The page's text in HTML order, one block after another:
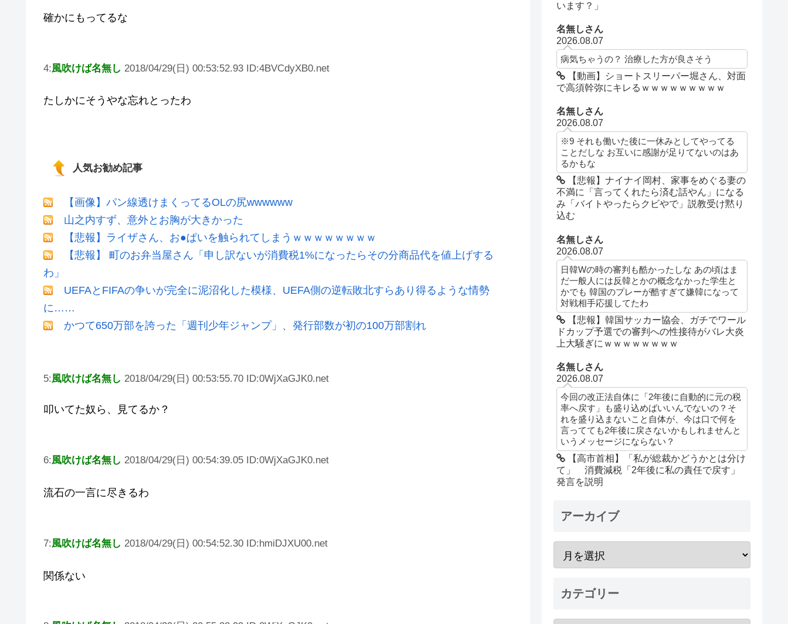
確かにもってるな
4:風吹けば名無し 2018/04/29(日) 00:53:52.93 ID:4BVCdyXB0.net
たしかにそうやな忘れとったわ
人気お勧め記事
【画像】パン線透けまくってるOLの尻wwwwww
山之内すず、意外とお胸が大きかった
【悲報】ライザさん、お●ぱいを触られてしまうｗｗｗｗｗｗｗｗ
【悲報】 町のお弁当屋さん「申し訳ないが消費税1%になったらその分商品代を値上げする
わ」
UEFAとFIFAの争いが完全に泥沼化した模様、UEFA側の逆転敗北すらあり得るような情勢
に……
かつて650万部を誇った「週刊少年ジャンプ」、発行部数が初の100万部割れ
5:風吹けば名無し 2018/04/29(日) 00:53:55.70 ID:0WjXaGJK0.net
叩いてた奴ら、見てるか？
6:風吹けば名無し 2018/04/29(日) 00:54:39.05 ID:0WjXaGJK0.net
流石の一言に尽きるわ
7:風吹けば名無し 2018/04/29(日) 00:54:52.30 ID:hmiDJXU00.net
関係ない
います？」
名無しさん
2026.08.07
病気ちゃうの？ 治療した方が良さそう
【動画】ショートスリーパー堀さん、対面
で高須幹弥にキレるｗｗｗｗｗｗｗｗｗ
名無しさん
2026.08.07
※9 それも働いた後に一休みとしてやってる
ことだしな お互いに感謝が足りてないのはあ
るかもな
【悲報】ナイナイ岡村、家事をめぐる妻の
不満に「言ってくれたら済む話やん」になる
み「バイトやったらクビやで」説教受け黙り
込む
名無しさん
2026.08.07
日韓Wの時の審判も酷かったしな あの頃はま
だ一般人には反韓とかの概念なかった学生と
かでも 韓国のプレーが酷すぎて嫌韓になって
対戦相手応援してたわ
【悲報】韓国サッカー協会、ガチでワール
ドカップ予選での審判への性接待がバレ大炎
上大騒ぎにｗｗｗｗｗｗｗｗ
名無しさん
2026.08.07
今回の改正法自体に「2年後に自動的に元の税
率へ戻す」も盛り込めばいいんでないの？そ
れを盛り込まないこと自体が、今は口で何を
言ってても2年後に戻さないかもしれませんと
いうメッセージにならない？
【高市首相】「私が総裁かどうかとは分け
て」 消費減税「2年後に私の責任で戻す」
発言を説明
アーカイブ
カテゴリー